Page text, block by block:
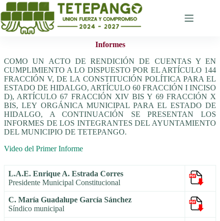
Saltar
al
contenido
Informes
COMO UN ACTO DE RENDICIÓN DE CUENTAS Y EN
CUMPLIMIENTO A LO DISPUESTO POR EL ARTÍCULO 144
FRACCIÓN V, DE LA CONSTITUCIÓN POLÍTICA PARA EL
ESTADO DE HIDALGO, ARTÍCULO 60 FRACCIÓN I INCISO
D), ARTÍCULO 67 FRACCIÓN XIV BIS Y 69 FRACCIÓN X
BIS, LEY ORGÁNICA MUNICIPAL PARA EL ESTADO DE
HIDALGO, A CONTINUACIÓN SE PRESENTAN LOS
INFORMES DE LOS INTEGRANTES DEL AYUNTAMIENTO
DEL MUNICIPIO DE TETEPANGO.
Video del Primer Informe
L.A.E. Enrique A. Estrada Corres
Presidente Municipal Constitucional
C. María Guadalupe García Sánchez
Síndico municipal